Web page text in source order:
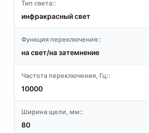
Тип света::
инфракрасный свет
Функция переключения::
на свет/на затемнение
Частота переключения, Гц::
10000
Ширина щели, мм::
80